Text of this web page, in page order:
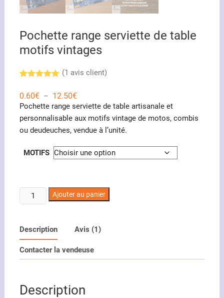
Pochette range serviette de table
motifs vintages
sur 5
basé sur
notation
(1 avis client)
0.60€ – 12.50€Plage
de
prix :
0.60€
12.50€
Pochette range serviette de table artisanale et
personnalisable aux motifs vintage de motos, combis
ou deudeuches, vendue à l’unité.
MOTIFS
quantité
de
range
serviette
de
vintages
Ajouter au panier
Description Avis (1)
Contacter la vendeuse
Description